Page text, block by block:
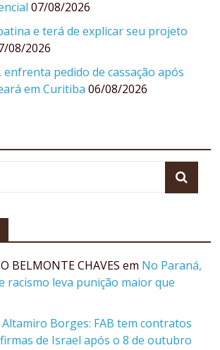
07/08/2026
e terá de explicar seu projeto
08/2026
enfrenta pedido de cassação após
em Curitiba 06/08/2026
BELMONTE CHAVES em No Paraná,
racismo leva punição maior que
Altamiro Borges: FAB tem contratos
de Israel após o 8 de outubro